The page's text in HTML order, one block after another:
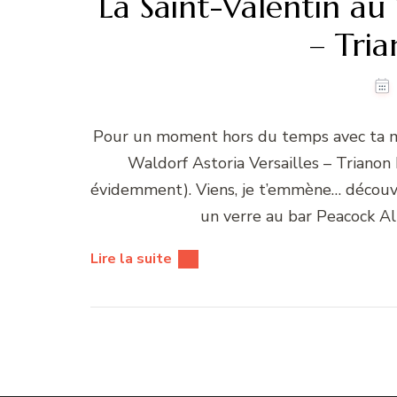
–
Pour un moment hors du temps avec ta
Waldorf Astoria Versailles – Trianon
évidemment). Viens, je t’emmène…
un verre au bar Peacock
Lire la suite